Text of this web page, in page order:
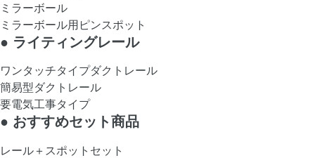
ミラーボール
ミラーボール用ピンスポット
● ライティングレール
ワンタッチタイプダクトレール
簡易型ダクトレール
要電気工事タイプ
● おすすめセット商品
レール＋スポットセット